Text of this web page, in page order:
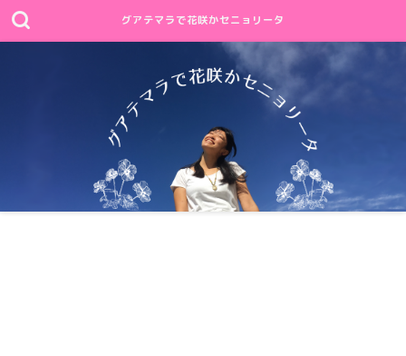
グアテマラで花咲かセニョリータ